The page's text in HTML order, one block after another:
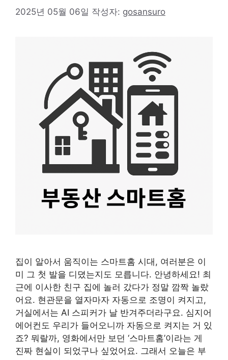
2025년 05월 06일 작성자: gosansuro
집이 알아서 움직이는 스마트홈 시대, 여러분은 이
미 그 첫 발을 디뎠는지도 모릅니다. 안녕하세요! 최
근에 이사한 친구 집에 놀러 갔다가 정말 깜짝 놀랐
어요. 현관문을 열자마자 자동으로 조명이 켜지고,
거실에서는 AI 스피커가 날 반겨주더라구요. 심지어
에어컨도 우리가 들어오니까 자동으로 켜지는 거 있
죠? 뭐랄까, 영화에서만 보던 ‘스마트홈’이라는 게
진짜 현실이 되었구나 싶었어요. 그래서 오늘은 부